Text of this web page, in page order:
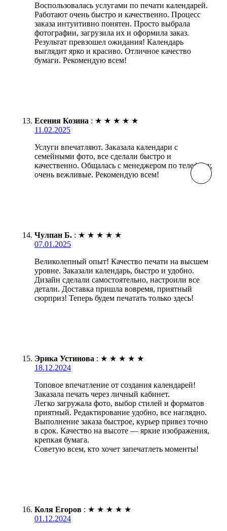
Воспользовалась услугами по печати календарей.
Работают очень быстро и качественно. Процесс
заказа интуитивно понятен. Просто выбрала
фотографии, загрузила их и оформила заказ.
Результат превзошел ожидания! Календарь
выглядит ярко и красиво. Отличное качество
бумаги. Рекомендую всем!
Есения Козина : ★ ★ ★ ★ ★
11.02.2025
Услуги впечатляют. Заказала календари с
семейными фото, все сделали быстро и
качественно. Общалась с менеджером по телефону,
очень вежливые. Рекомендую всем!
Чулпан Б. : ★ ★ ★ ★ ★
07.01.2025
Великолепный опыт! Качество печати на высшем
уровне. Заказали календарь, быстро и удобно.
Дизайн сделали самостоятельно, настроили все
детали. Доставка пришла вовремя, приятный
сюрприз! Теперь будем печатать только здесь!
Эрика Устинова : ★ ★ ★ ★ ★
18.12.2024
Топовое впечатление от создания календарей!
Заказала печать через личный кабинет.
Легко загружала фото, выбор стилей и форматов
приятный. Редактирование удобно, все наглядно.
Выполнение заказа быстрое, курьер привез точно
в срок. Качество на высоте — яркие изображения,
крепкая бумага.
Советую всем, кто хочет запечатлеть моменты!
Коля Егоров : ★ ★ ★ ★ ★
01.12.2024